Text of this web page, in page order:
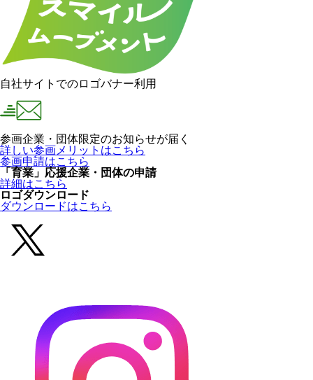
自社サイトでのロゴバナー利用
参画企業・団体限定のお知らせが届く
詳しい参画メリットはこちら
参画申請はこちら
「育業」応援企業・団体の申請
詳細はこちら
ロゴダウンロード
ダウンロードはこちら